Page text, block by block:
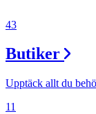
43
Butiker
Upptäck allt du
11